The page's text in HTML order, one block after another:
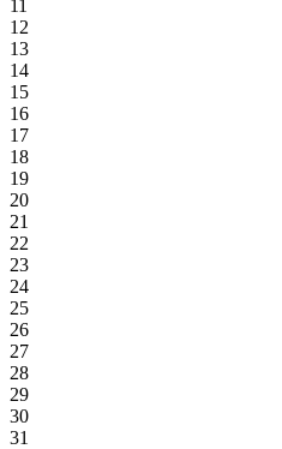
11
12
13
14
15
16
17
18
19
20
21
22
23
24
25
26
27
28
29
30
31